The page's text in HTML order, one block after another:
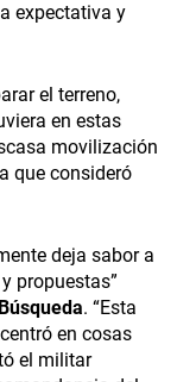
expectativa y
el terreno,
en estas
movilización
que consideró
deja sabor a
propuestas”
Búsqueda. “Esta
en cosas
el militar